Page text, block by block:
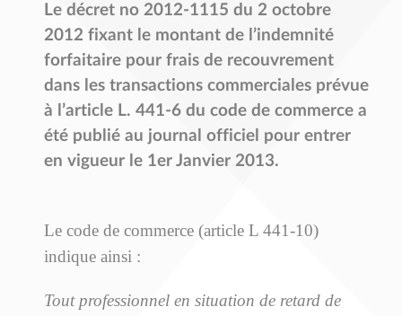
Le décret no 2012-1115 du 2 octobre
2012 fixant le montant de l’indemnité
forfaitaire pour frais de recouvrement
dans les transactions commerciales prévue
à l’article L. 441-6 du code de commerce a
été publié au journal officiel pour entrer
en vigueur le 1er Janvier 2013.
Le code de commerce (article L 441-10)
indique ainsi :
Tout professionnel en situation de retard de